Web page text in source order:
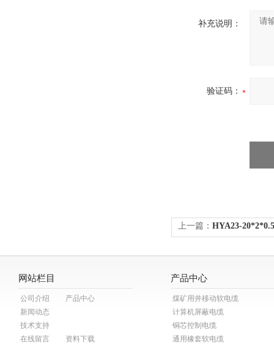
补充说明：
验证码：
上一篇： HYA23-
网站栏目
公司介绍
产品中心
新闻动态
技术支持
在线留言
资料下载
产品中心
煤矿用井移动软电缆
计算机屏蔽电缆
铜芯控制电缆
通用橡套软电缆